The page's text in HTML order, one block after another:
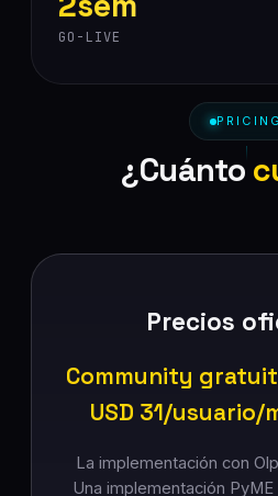
GO-LIVE
PRICING
¿Cuánto
Precios
Community
USD 31/
La implementación con
Una implementación